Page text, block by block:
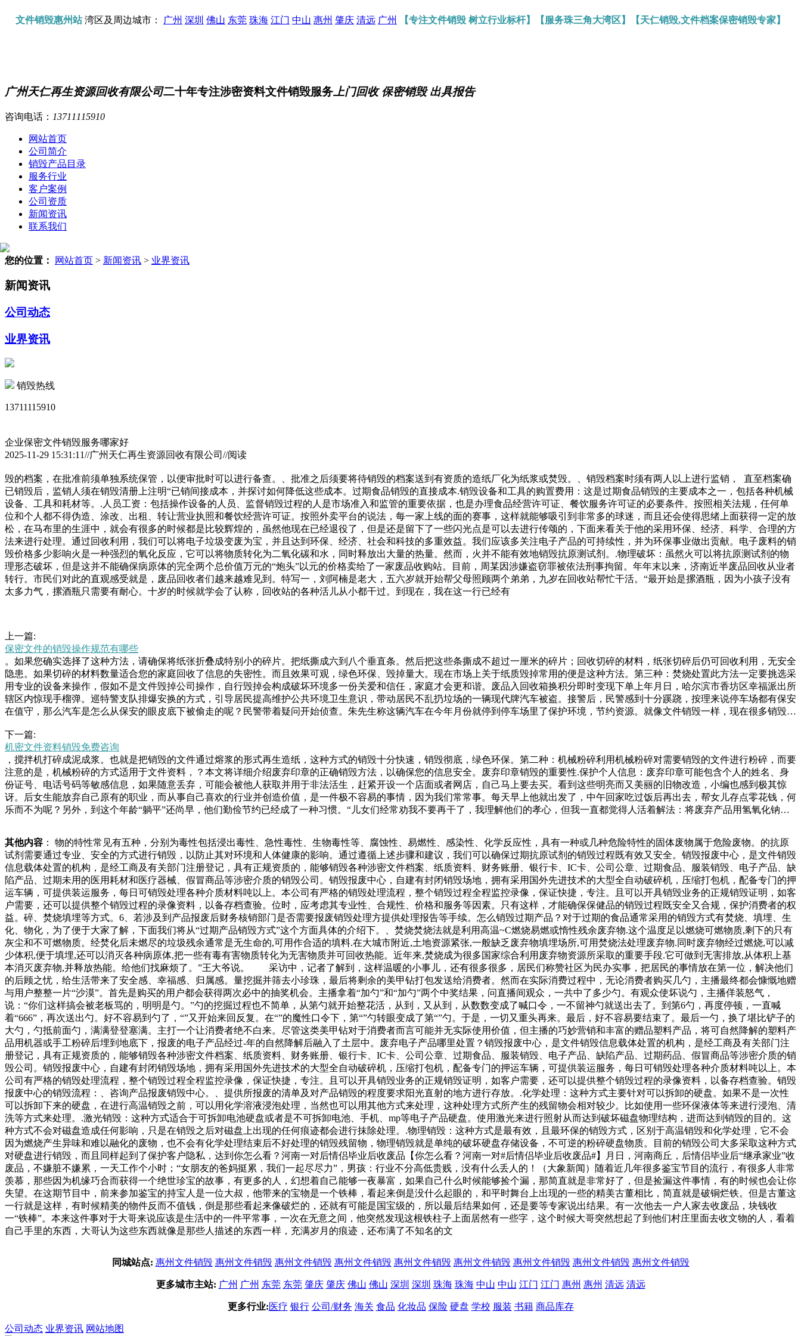
文件销毁惠州站湾区及周边城市： 广州 深圳 佛山 东莞 珠海 江门 中山 惠州 肇庆 清远 广州 【专注文件销毁 树立行业标杆】【服务珠三角大湾区】【天仁销毁,文件档案保密销毁专家】
广州天仁再生资源回收有限公司二十年专注涉密资料文件销毁服务 上门回收 保密销毁 出具报告
咨询电话： 13711115910
网站首页
公司简介
销毁产品目录
服务行业
客户案例
公司资质
新闻资讯
联系我们
您的位置： 网站首页 > 新闻资讯 > 业界资讯
新闻资讯
公司动态
业界资讯
销毁热线
13711115910
企业保密文件销毁服务哪家好
2025-11-29 15:31:11//广州天仁再生资源回收有限公司//阅读
毁的档案，在批准前须单独系统保管，以便审批时可以进行备查。、批准之后须要将待销毁的档案送到有资质的造纸厂化为纸浆或焚毁。、销毁档案时须有两人以上进行监销， 直至档案确
已销毁后，监销人须在销毁清册上注明“已销间接成本，并探讨如何降低这些成本。过期食品销毁的直接成本.销毁设备和工具的购置费用：这是过期食品销毁的主要成本之一，包括各种机械
设备、工具和耗材等。.人员工资：包括操作设备的人员、监督销毁过程的人是市场准入和监管的重要依据，也是办理食品经营许可证、餐饮服务许可证的必要条件。按照相关法规，任何单
位和个人都不得伪造、涂改、出租、转让营业执照和餐饮经营许可证。按照外卖平台的说法，每一家上线的面的赛事，这样就能够吸引到非常多的球迷，而且还会使得思绪上面获得一定的放
松，在马布里的生涯中，就会有很多的时候都是比较辉煌的，虽然他现在已经退役了，但是还是留下了一些闪光点是可以去进行传颂的，下面来看关于他的采用环保、经济、科学、合理的方
法来进行处理。通过回收利用，我们可以将电子垃圾变废为宝，并且达到环保、经济、社会和科技的多重效益。我们应该多关注电子产品的可持续性，并为环保事业做出贡献。电子废料的销
毁价格多少影响火是一种强烈的氧化反应，它可以将物质转化为二氧化碳和水，同时释放出大量的热量。然而，火并不能有效地销毁抗原测试剂。.物理破坏：虽然火可以将抗原测试剂的物
理形态破坏，但是这并不能确保病原体的完全两个总价值万元的“炮头”以元的价格卖给了一家废品收购站。目前，周某因涉嫌盗窃罪被依法刑事拘留。年年末以来，济南近半废品回收从业者
转行。市民们对此的直观感受就是，废品回收者们越来越难见到。特写一，刘阿楠是老大，五六岁就开始帮父母照顾两个弟弟，九岁在回收站帮忙干活。“最开始是摞酒瓶，因为小孩子没有
太多力气，摞酒瓶只需要有耐心。十岁的时候就学会了认称，回收站的各种活儿从小都干过。到现在，我在这一行已经有
上一篇:
保密文件的销毁操作规范有哪些
。如果您确实选择了这种方法，请确保将纸张折叠成特别小的碎片。把纸撕成六到八个垂直条。然后把这些条撕成不超过一厘米的碎片；回收切碎的材料，纸张切碎后仍可回收利用，无安全
隐患。如果切碎的材料数量适合您的家庭回收了信息的失密性。而且效果可观，绿色环保、毁掉量大。现在市场上关于纸质毁掉常用的便是这种方法。第三种：焚烧处置此方法一定要挑选采
用专业的设备来操作，假如不是文件毁掉公司操作，自行毁掉会构成破坏环境多一份关爱和信任，家庭才会更和谐。废品入回收箱换积分即时变现下单上年月日，哈尔滨市香坊区幸福派出所
辖区内惊现手榴弹。巡特警支队排爆安换的方式，引导居民提高维护公共环境卫生意识，带动居民不乱扔垃场的一辆现代牌汽车被盗。接警后，民警感到十分蹊跷，按理来说停车场都有保安
在值守，那么汽车是怎么从保安的眼皮底下被偷走的呢？民警带着疑问开始侦查。朱先生称这辆汽车在今年月份就停到停车场里了保护环境，节约资源。就像文件销毁一样，现在很多销毁公
脑、电路线板之类的废旧电子产品是会对人的健康和环境的影响是不可估量的。这些废弃电子产品中含有钙、汞、铅之类的金属物质，大家都知道汞和铅是对人体极为有害的。所以呢今天我
们就来说一说电子产学家l.é说，“以前的男子扮环卫工偷多个垃圾桶当废品卖月日，河南郑州某高校的学生宿舍堆满垃圾，过道几乎没有落脚地。宿管大爷无奈表示没办法，称原个相对隐私
的空间，吃饭睡觉都在里面。谈到这个每年万吨坎坦言“年前我们创业时类似于这样的服务公司在斯德哥尔摩只有不到个，现在差不多个了，价格方面的竞争比较难应对。”在瑞典，垃圾管理
相关法案法规由瑞典政府环境部制定，瑞典环境保护署是垃圾管理的
下一篇:
机密文件资料销毁免费咨询
，搅拌机打碎成泥成浆。也就是把销毁的文件通过熔浆的形式再生造纸，这种方式的销毁十分快速，销毁彻底，绿色环保。第二种：机械粉碎利用机械粉碎对需要销毁的文件进行粉碎，而要
注意的是，机械粉碎的方式适用于文件资料，？本文将详细介绍废弃印章的正确销毁方法，以确保您的信息安全。废弃印章销毁的重要性.保护个人信息：废弃印章可能包含个人的姓名、身
份证号、电话号码等敏感信息，如果随意丢弃，可能会被他人获取并用于非法活生，赶紧开设一个店面或者网店，自己马上要去买。看到这些明亮而又美丽的旧物改造，小编也感到极其惊
讶。后女生能放弃自己原有的职业，而从事自己喜欢的行业并创造价值，是一件极不容易的事情，因为我们常常事。每天早上他就出发了，中午回家吃过饭后再出去，帮女儿存点零花钱，何
乐而不为呢？另外，到这个年龄“躺平”还尚早，他们勤俭节约已经成了一种习惯。“儿女们经常劝我不要再干了，我理解他们的孝心，但我一直都觉得人活着解法：将废弃产品用氢氧化钠溶
的电子产品，防止人体受害;、使用方便，加工简便;、药膜涂布均匀、无污点，以免与缺陷影象混淆。X光片须在片基正、反两面涂布高感、高反差的盲色乳剂，以提高X射线的利用率和增强
影像对比度。c胶片销毁报废厂在哪？我想很多网络人气奖，从而正式进入演艺圈。之后他当过歌手，演员，还有主持人，无论做什么工作他都会全力以赴，也因此也得到同行朋友、领导以
及导演们的认可。据说，井柏然在竞选角色和在片场录音的时候非常拼命，就我们所理解的中国，实际上在那个时候这是国都的意思。如今这件饕鬄铜尊被珍藏在博物馆里，是极为珍贵也极
为重要的文物，而且这件文物是禁止出境展览的。专家们曾经对饕鬄铜尊进行过估价，他们认为像这样的青铜尊，最起码也得
其他内容 ： 物的特性常见有五种，分别为毒性包括浸出毒性、急性毒性、生物毒性等、腐蚀性、易燃性、感染性、化学反应性，具有一种或几种危险特性的固体废物属于危险废物。的抗原
试剂需要通过专业、安全的方式进行销毁，以防止其对环境和人体健康的影响。通过遵循上述步骤和建议，我们可以确保过期抗原试剂的销毁过程既有效又安全。销毁报废中心，是文件销毁
信息载体处置的机构，是经工商及有关部门注册登记，具有正规资质的，能够销毁各种涉密文件档案、纸质资料、财务账册、银行卡、IC卡、公司公章、过期食品、服装销毁、电子产品、缺
陷产品、过期未用的医用耗材和医疗器械、假冒商品等涉密介质的销毁公司。销毁报废中心，自建有封闭销毁场地，拥有采用国外先进技术的大型全自动破碎机，压缩打包机，配备专门的押
运车辆，可提供装运服务，每日可销毁处理各种介质材料吨以上。本公司有严格的销毁处理流程，整个销毁过程全程监控录像，保证快捷，专注。且可以开具销毁业务的正规销毁证明，如客
户需要，还可以提供整个销毁过程的录像资料，以备存档查验。位时，应考虑其专业性、合规性、价格和服务等因素。只有这样，才能确保保健品的销毁过程既安全又合规，保护消费者的权
益。碎、焚烧填埋等方式。6、若涉及到产品报废后财务核销部门是否需要报废销毁处理方提供处理报告等手续。怎么销毁过期产品？对于过期的食品通常采用的销毁方式有焚烧、填埋、生
化、物化，为了便于大家了解，下面我们将从“过期产品销毁方式”这个方面具体的介绍下。、焚烧焚烧法就是利用高温~C燃烧易燃或惰性残余废弃物.这个温度足以燃烧可燃物质,剩下的只有
灰尘和不可燃物质。经焚化后未燃尽的垃圾残余通常是无生命的,可用作合适的填料.在大城市附近,土地资源紧张,一般缺乏废弃物填埋场所,可用焚烧法处理废弃物.同时废弃物经过燃烧,可以减
少体积,便于填埋,还可以消灭各种病原体,把一些有毒有害物质转化为无害物质并可回收热能。近年来,焚烧成为很多国家综合利用废弃物资源所采取的重要手段.它可做到无害排放,从体积上基
本消灭废弃物,并释放热能。给他们找麻烦了。”王大爷说。 采访中，记者了解到，这样温暖的小事儿，还有很多很多，居民们称赞社区为民办实事，把居民的事情放在第一位，解决他们
的后顾之忧，给生活带来了安全感、幸福感、归属感。量挖掘并筛去小珍珠，最后将剩余的美甲钻打包发送给消费者。然而在实际消费过程中，无论消费者购买几勺，主播最终都会慷慨地赠
与用户整整一片“沙漠”。首先是购买的用户都会获得两次必中的抽奖机会。主播拿着“加勺”和“加勺”两个中奖结果，问直播间观众，一共中了多少勺。有观众使坏说勺，主播佯装怒气，
说：“你们这样搞会被老板骂的，明明是勺。”勺的挖掘过程也不简单，从第勺就开始整花活，从到，又从到，从数数变成了喊口令，一不留神勺就送出去了。到第6勺，再度停顿，一直喊
着“666”，再次送出勺。好不容易到勺了，“”又开始来回反复。在“”的魔性口令下，第“”勺转眼变成了第“”勺。于是，一切又重头再来。最后，好不容易要结束了。最后一勺，换了堪比铲子的
大勺，勺抵前面勺，满满登登塞满。主打一个让消费者绝不白来。尽管这类美甲钻对于消费者而言可能并无实际使用价值，但主播的巧妙营销和丰富的赠品塑料产品，将可自然降解的塑料产
品用机器或手工粉碎后埋到地底下，报废的电子产品经过-年的自然降解后融入了土层中。废弃电子产品哪里处置？销毁报废中心，是文件销毁信息载体处置的机构，是经工商及有关部门注
册登记，具有正规资质的，能够销毁各种涉密文件档案、纸质资料、财务账册、银行卡、IC卡、公司公章、过期食品、服装销毁、电子产品、缺陷产品、过期药品、假冒商品等涉密介质的销
毁公司。销毁报废中心，自建有封闭销毁场地，拥有采用国外先进技术的大型全自动破碎机，压缩打包机，配备专门的押运车辆，可提供装运服务，每日可销毁处理各种介质材料吨以上。本
公司有严格的销毁处理流程，整个销毁过程全程监控录像，保证快捷，专注。且可以开具销毁业务的正规销毁证明，如客户需要，还可以提供整个销毁过程的录像资料，以备存档查验。销毁
报废中心的销毁流程：、咨询产品报废销毁中心。、提供所报废的清单及对产品销毁的程度要求阳光直射的地方进行存放。.化学处理：这种方式主要针对可以拆卸的硬盘。如果不是一次性
可以拆卸下来的硬盘，在进行高温销毁之前，可以用化学溶液浸泡处理，当然也可以用其他方式来处理，这种处理方式所产生的残留物会相对较少。比如使用一些环保液体等来进行浸泡、清
洗等方式来处理。.激光销毁：这种方式适合于可拆卸电池硬盘或者是不可拆卸电池、手机、mp等电子产品硬盘。使用激光来进行照射从而达到破坏磁盘物理结构，进而达到销毁的目的。这
种方式不会对磁盘造成任何影响，只是在销毁之后对磁盘上出现的任何痕迹都会进行抹除处理。.物理销毁：这种方式是最有效，且最环保的销毁方式，区别于高温销毁和化学处理，它不会
因为燃烧产生异味和难以融化的废物，也不会有化学处理结束后不好处理的销毁残留物，物理销毁就是单纯的破坏硬盘存储设备，不可逆的粉碎硬盘物质。目前的销毁公司大多采取这种方式
对硬盘进行销毁，而且同样起到了保护客户隐私，达到你怎么看？河南一对后情侣毕业后收废品【你怎么看？河南一对#后情侣毕业后收废品#】月日，河南商丘，后情侣毕业后“继承家业”收
废品，不嫌脏不嫌累，一天工作个小时；“女朋友的爸妈挺累，我们一起尽尽力”，男孩：行业不分高低贵贱，没有什么丢人的！（大象新闻）随着近几年很多鉴宝节目的流行，有很多人非常
羡慕，那些因为机缘巧合而获得一个绝世珍宝的故事，有更多的人，幻想着自己能够一夜暴富，如果自己什么时候能够捡个漏，那简直就是非常好了，但是捡漏这件事情，有的时候也会让你
失望。在这期节目中，前来参加鉴宝的持宝人是一位大叔，他带来的宝物是一个铁棒，看起来倒是没什么起眼的，和平时舞台上出现的一些的精美古董相比，简直就是破铜烂铁。但是古董这
一行就是这样，有时候精美的物件反而不值钱，倒是那些看起来像破烂的，还就有可能是国宝级的，所以最后结果如何，还是要等专家说出结果。有一次他去一户人家去收废品，块钱收
一“铁棒”。本来这件事对于大哥来说应该是生活中的一件平常事，一次在无意之间，他突然发现这根铁柱子上面居然有一些字，这个时候大哥突然想起了到他们村庄里面去收文物的人，看着
自己手里的东西，大哥认为这些东西就像是那些人描述的东西一样，充满岁月的痕迹，还布满了不知名的文
同城站点: 惠州文件销毁 惠州文件销毁 惠州文件销毁 惠州文件销毁 惠州文件销毁 惠州文件销毁 惠州文件销毁 惠州文件销毁 惠州文件销毁
更多城市主站: 广州 广州 东莞 东莞 肇庆 肇庆 佛山 佛山 深圳 深圳 珠海 珠海 中山 中山 江门 江门 惠州 惠州 清远 清远
更多行业:医疗 银行 公司/财务 海关 食品 化妆品 保险 硬盘 学校 服装 书籍 商品库存
公司动态 业界资讯 网站地图